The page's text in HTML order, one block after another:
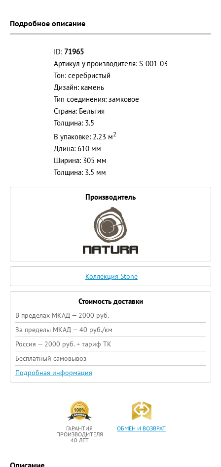
Подробное описание
ID: 71965
Артикул у производителя: S-001-03
Тон: серебристый
Дизайн: камень
Тип соединения: замковое
Страна: Бельгия
Толщина: 3.5
В упаковке: 2.23 м2
Длина: 610 мм
Ширина: 305 мм
Толщина: 3.5 мм
Производитель
Коллекция Stone
Стоимость доставки
В пределах МКАД — 2000 руб.
За пределы МКАД — 40 руб./км
Россия — 2000 руб. + тариф ТК
Бесплатный самовывоз
Подробная информация
ГАРАНТИЯ
ПРОИЗВОДИТЕЛЯ
40 ЛЕТ
ОБМЕН И ВОЗВРАТ